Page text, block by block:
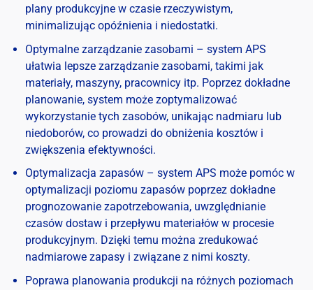
plany produkcyjne w czasie rzeczywistym,
minimalizując opóźnienia i niedostatki.
Optymalne zarządzanie zasobami – system APS
ułatwia lepsze zarządzanie zasobami, takimi jak
materiały, maszyny, pracownicy itp. Poprzez dokładne
planowanie, system może zoptymalizować
wykorzystanie tych zasobów, unikając nadmiaru lub
niedoborów, co prowadzi do obniżenia kosztów i
zwiększenia efektywności.
Optymalizacja zapasów – system APS może pomóc w
optymalizacji poziomu zapasów poprzez dokładne
prognozowanie zapotrzebowania, uwzględnianie
czasów dostaw i przepływu materiałów w procesie
produkcyjnym. Dzięki temu można zredukować
nadmiarowe zapasy i związane z nimi koszty.
Poprawa planowania produkcji na różnych poziomach